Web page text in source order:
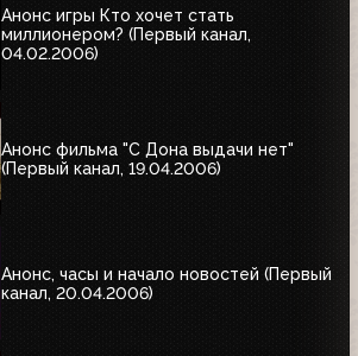
Анонс игры Кто хочет стать
миллионером? (Первый канал,
04.02.2006)
Анонс фильма "С Дона выдачи нет"
(Первый канал, 19.04.2006)
Анонс, часы и начало новостей (Первый
канал, 20.04.2006)